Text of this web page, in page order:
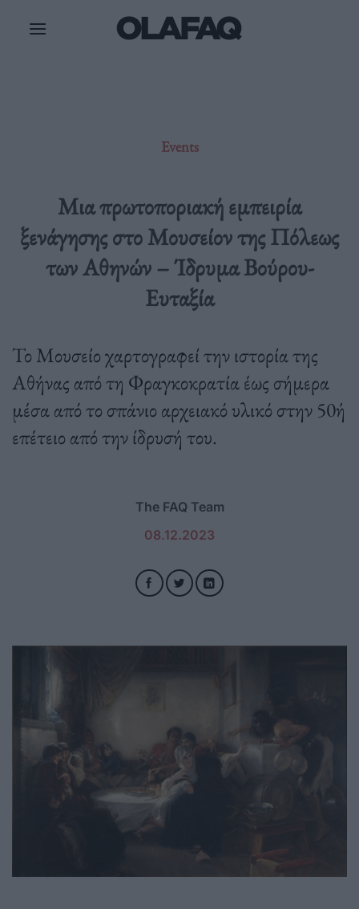
Events
Μια πρωτοποριακή εμπειρία
ξενάγησης στο Μουσείον της Πόλεως
των Αθηνών – Ίδρυμα Βούρου-
Ευταξία
Το Μουσείο χαρτογραφεί την ιστορία της
Αθήνας από τη Φραγκοκρατία έως σήμερα
μέσα από το σπάνιο αρχειακό υλικό στην 50ή
επέτειο από την ίδρυσή του.
The FAQ Team
08.12.2023